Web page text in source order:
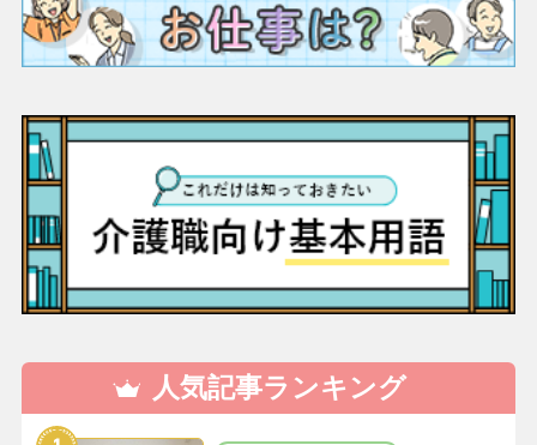
人気記事ランキング